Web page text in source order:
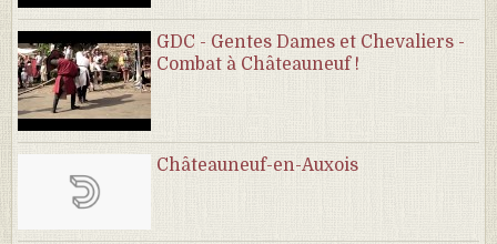
GDC - Gentes Dames et Chevaliers -
Combat à Châteauneuf !
Châteauneuf-en-Auxois